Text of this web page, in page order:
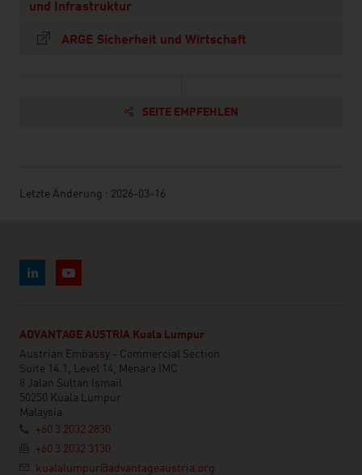
und Infrastruktur
ARGE Sicherheit und Wirtschaft
SEITE EMPFEHLEN
Letzte Änderung : 2026-03-16
ADVANTAGE AUSTRIA Kuala Lumpur
Austrian Embassy - Commercial Section
Suite 14.1, Level 14, Menara IMC
8 Jalan Sultan Ismail
50250 Kuala Lumpur
Malaysia
+60 3 2032 2830
+60 3 2032 3130
kualalumpur@advantageaustria.org